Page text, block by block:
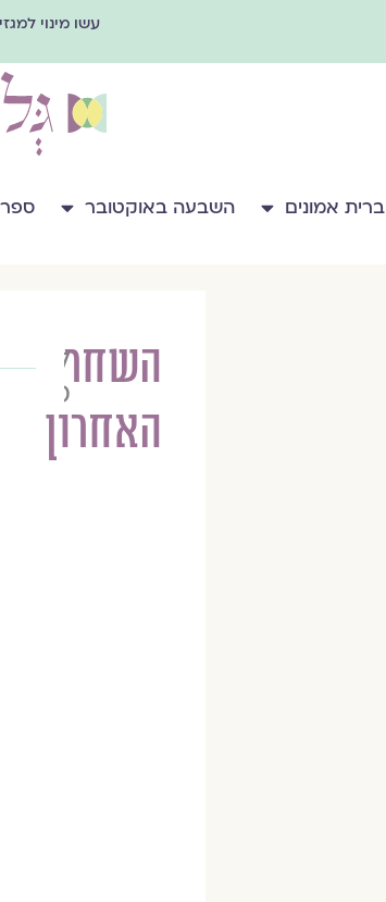
עשו מינוי
ברית אמונים השבעה באוקטובר
השחר
האחרון
לילך